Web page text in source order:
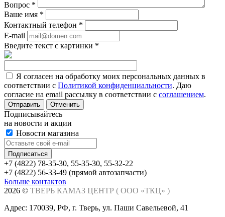
Вопрос *
Ваше имя *
Контактный телефон *
E-mail
Введите текст с картинки *
Я согласен на обработку моих персональных данных в
соответствии с Политикой конфиденциальности. Даю
согласие на email рассылку в соответствии с соглашением.
Отменить
Подписывайтесь
на новости и акции
Новости магазина
+7 (4822) 78-35-30, 55-35-30, 55-32-22
+7 (4822) 56-33-49 (прямой автозапчасти)
Больше контактов
2026 © ТВЕРЬ КАМАЗ ЦЕНТР ( ООО «ТКЦ» )
Адрес: 170039, РФ, г. Тверь, ул. Паши Савельевой, 41